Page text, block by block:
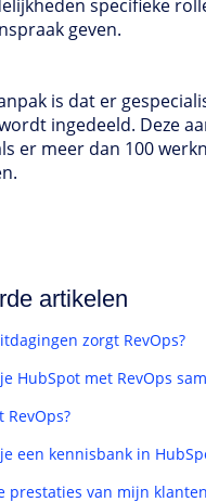
specifieke
geven.
is dat er
ingedeeld. Deze
er meer dan 100
artikelen
zorgt RevOps?
HubSpot met RevOps
RevOps?
een kennisbank in
prestaties van mijn